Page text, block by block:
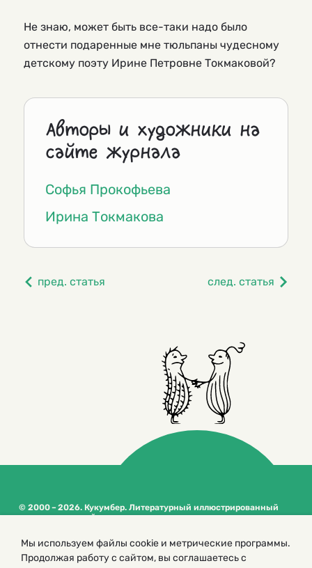
Не знаю, может быть все-таки надо было
отнести подаренные мне тюльпаны чудесному
детскому поэту Ирине Петровне Токмаковой?
Авторы и художники на
сайте журнала
Софья Прокофьева
Ирина Токмакова
пред. статья след. статья
© 2000 – 2026. Кукумбер. Литературный иллюстрированный
журнал для детей
сайта
Политика конфиденциальности
Мы используем файлы cookie и метрические программы.
Продолжая работу с сайтом, вы соглашаетесь с